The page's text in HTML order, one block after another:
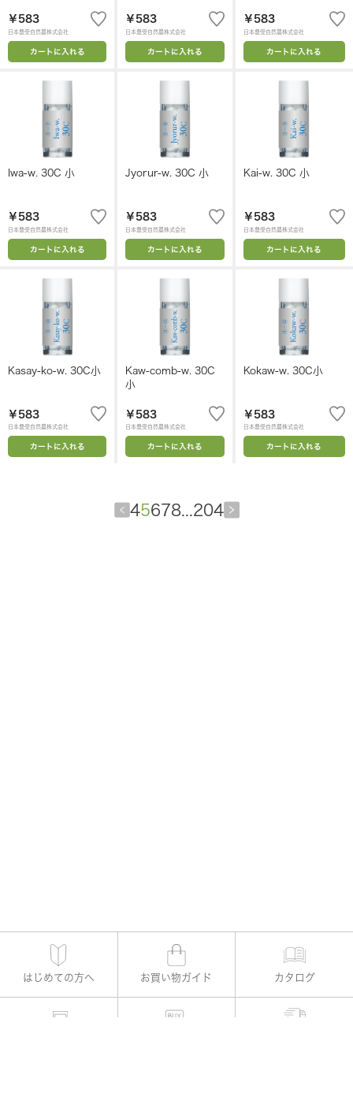
￥583
日本豊受自然農株式会社
カートに入れる
￥583
日本豊受自然農株式会社
カートに入れる
￥583
日本豊受自然農株式会社
カートに入れる
Iwa-w. 30C 小
￥583
日本豊受自然農株式会社
カートに入れる
Jyorur-w. 30C 小
￥583
日本豊受自然農株式会社
カートに入れる
Kai-w. 30C 小
￥583
日本豊受自然農株式会社
カートに入れる
Kasay-ko-w. 30C小
￥583
日本豊受自然農株式会社
カートに入れる
Kaw-comb-w. 30C
小
￥583
日本豊受自然農株式会社
カートに入れる
Kokaw-w. 30C小
￥583
日本豊受自然農株式会社
カートに入れる
45678 204
はじめての方へ お買い物ガイド カタログ